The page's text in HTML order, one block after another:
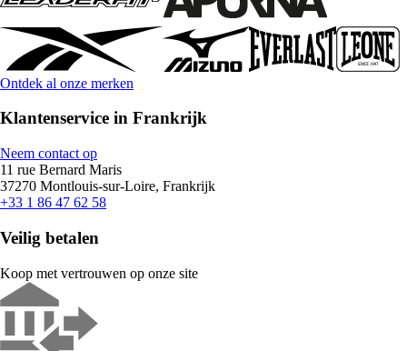
Ontdek al onze merken
Klantenservice in Frankrijk
Neem contact op
11 rue Bernard Maris
37270 Montlouis-sur-Loire, Frankrijk
+33 1 86 47 62 58
Veilig betalen
Koop met vertrouwen op onze site